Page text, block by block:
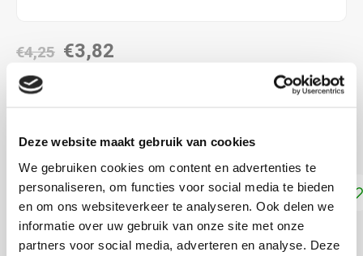
Deze website maakt gebruik van cookies
We gebruiken cookies om content en advertenties te
personaliseren, om functies voor social media te bieden
en om ons websiteverkeer te analyseren. Ook delen we
informatie over uw gebruik van onze site met onze
partners voor social media, adverteren en analyse. Deze
€4,25 €3,82
DIRECT LEVERBAAR
meer
Toevoegen aan winkelwagen